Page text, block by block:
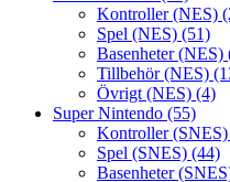
Kontroller (NES)
Spel (NES) (51)
Basenheter (NES)
Tillbehör (NES)
Övrigt (NES) (4)
Super Nintendo (55)
Kontroller (SNES)
Spel (SNES) (44)
Basenheter